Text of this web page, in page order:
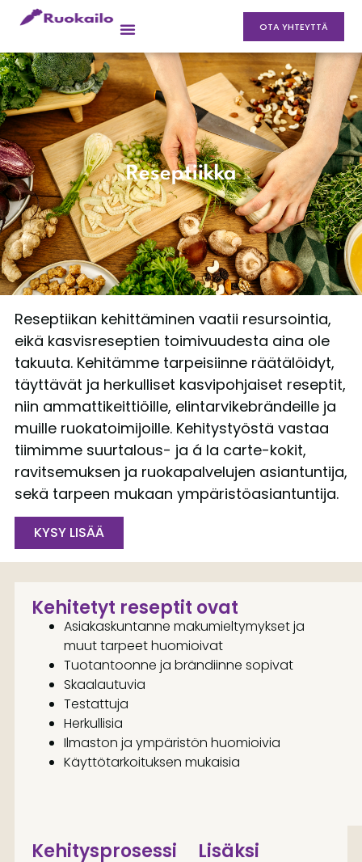
OTA YHTEYTTÄ
Reseptiikka
Reseptiikan kehittäminen vaatii resursointia,
eikä kasvisreseptien toimivuudesta aina ole
takuuta. Kehitämme tarpeisiinne räätälöidyt,
täyttävät ja herkulliset kasvipohjaiset reseptit,
niin ammattikeittiöille, elintarvikebrändeille ja
muille ruokatoimijoille. Kehitystyöstä vastaa
tiimimme suurtalous- ja á la carte-kokit,
ravitsemuksen ja ruokapalvelujen asiantuntija,
sekä tarpeen mukaan ympäristöasiantuntija.
KYSY LISÄÄ
Kehitetyt reseptit ovat
Asiakaskuntanne makumieltymykset ja
muut tarpeet huomioivat
Tuotantoonne ja brändiinne sopivat
Skaalautuvia
Testattuja
Herkullisia
Ilmaston ja ympäristön huomioivia
Käyttötarkoituksen mukaisia
Kehitysprosessi Lisäksi